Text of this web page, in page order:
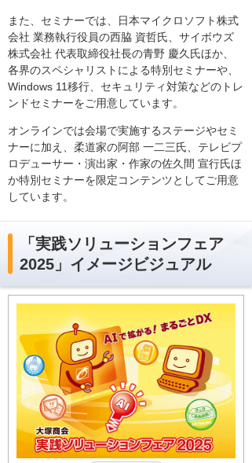
また、セミナーでは、日本マイクロソフト株式
会社 業務執行役員の西脇 資哲氏、サイボウズ
株式会社 代表取締役社長の青野 慶久氏ほか、
各界のスペシャリストによる特別セミナーや、
Windows 11移行、セキュリティ対策などのトレ
ンドセミナーをご用意しています。
オンラインでは会場で実施するステージやセミ
ナーに加え、柔道家の阿部 一二三氏、テレビプ
ロデューサー・演出家・作家の佐久間 宣行氏ほ
か特別セミナーを限定コンテンツとしてご用意
しています。
「実践ソリューションフェア
2025」イメージビジュアル